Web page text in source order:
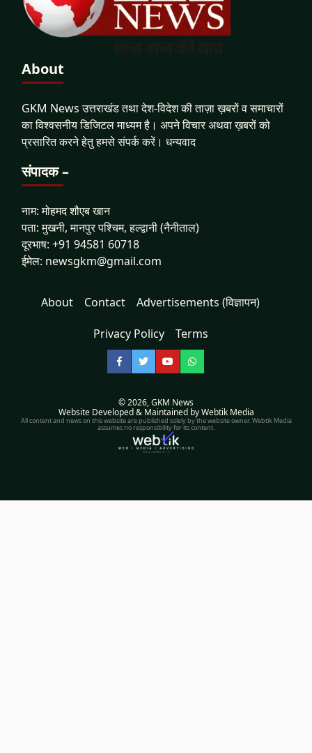
About
GKM News उत्तराखंड तथा देश-विदेश की ताज़ा ख़बरों व समाचारों
का विश्वसनीय डिजिटल माध्यम है। अपने विचार अथवा ख़बरों को
प्रसारित करने हेतु हमसे संपर्क करें। धन्यवाद
संपादक –
नाम: मोहमद शौएब खान
पता: मुखनी, मानपुर पश्चिम, हल्द्वानी (नैनीताल)
दूरभाष: +91 94581 60718
ईमेल: newsgkm@gmail.com
About Contact Advertisements (विज्ञापन)
Privacy Policy Terms
Facebook
TwitterYouTubeWhatsApp
© 2026,GKM News
Website Developed & Maintained by Webtik Media
All content and news on this website are published solely by the website owner. Webtik Media
assumes no responsibility for its content.